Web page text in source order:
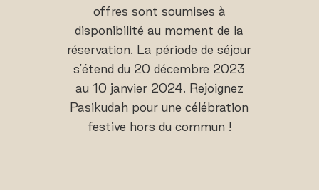
offres sont soumises à
disponibilité au moment de la
réservation. La période de séjour
s'étend du 20 décembre 2023
au 10 janvier 2024. Rejoignez
Pasikudah pour une célébration
festive hors du commun !